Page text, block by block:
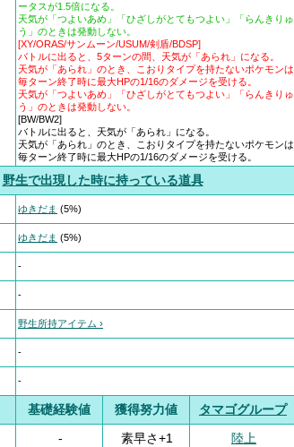
ータスが1.5倍になる。
天気が「つよいあめ」「ひざしがとてもつよい」「らんきりゅ
う」のときは発動しない。
[XY/ORAS/サンムーン/USUM/剣盾/BDSP]
バトルに出ると、5ターンの間、天気が「あられ」になる。
天気が「あられ」のとき、こおりタイプを持たないポケモンは
毎ターン終了時に最大HPの1/16のダメージを受ける。
天気が「つよいあめ」「ひざしがとてもつよい」「らんきりゅ
う」のときは発動しない。
[BW/BW2]
バトルに出ると、天気が「あられ」になる。
天気が「あられ」のとき、こおりタイプを持たないポケモンは
毎ターン終了時に最大HPの1/16のダメージを受ける。
野生で出現した時に持っている道具
ゆきだま (5%)
ゆきだま (5%)
-
-
野生所持アイテム ›
-
-
基礎経験値 獲得努力値
タマゴグループ
- 素早さ+1
陸上